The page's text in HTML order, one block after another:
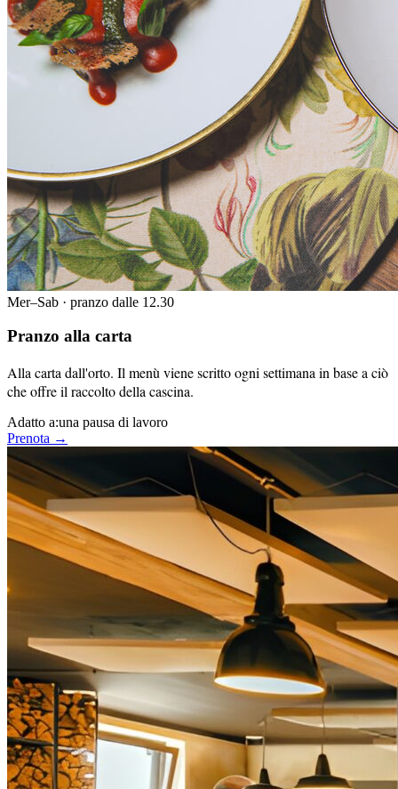
Mer–Sab · pranzo dalle 12.30
Pranzo alla carta
Alla carta dall'orto. Il menù viene scritto ogni settimana in base a ciò
che offre il raccolto della cascina.
Adatto a:una pausa di lavoro
Prenota →